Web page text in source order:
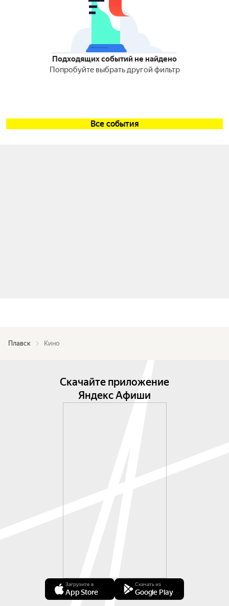
Подходящих событий не найдено
Попробуйте выбрать другой фильтр
Все события
Плавск Кино
Скачайте приложение
Яндекс Афиши
Загрузите в
App Store
Скачать из
Google Play